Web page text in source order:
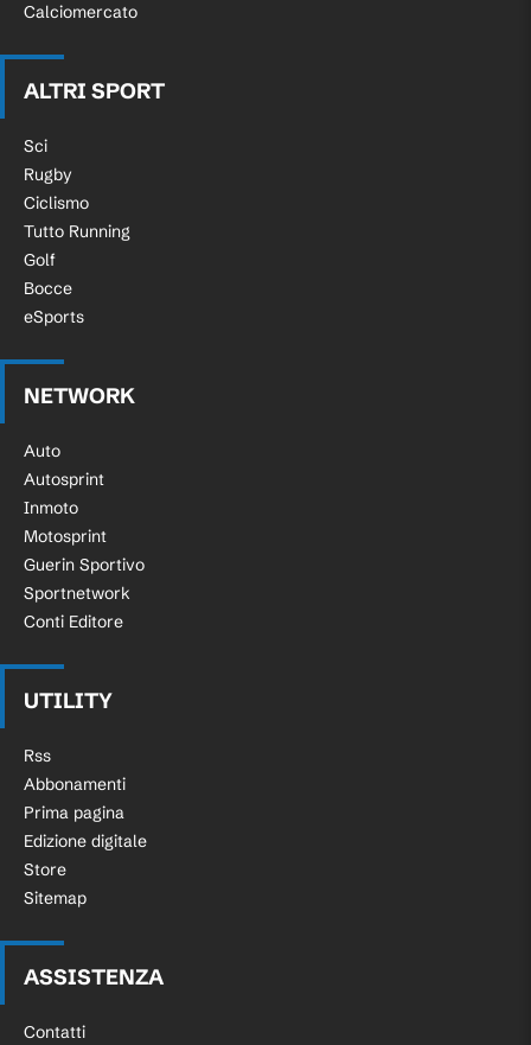
Calciomercato
ALTRI SPORT
Sci
Rugby
Ciclismo
Tutto Running
Golf
Bocce
eSports
NETWORK
Auto
Autosprint
Inmoto
Motosprint
Guerin Sportivo
Sportnetwork
Conti Editore
UTILITY
Rss
Abbonamenti
Prima pagina
Edizione digitale
Store
Sitemap
ASSISTENZA
Contatti